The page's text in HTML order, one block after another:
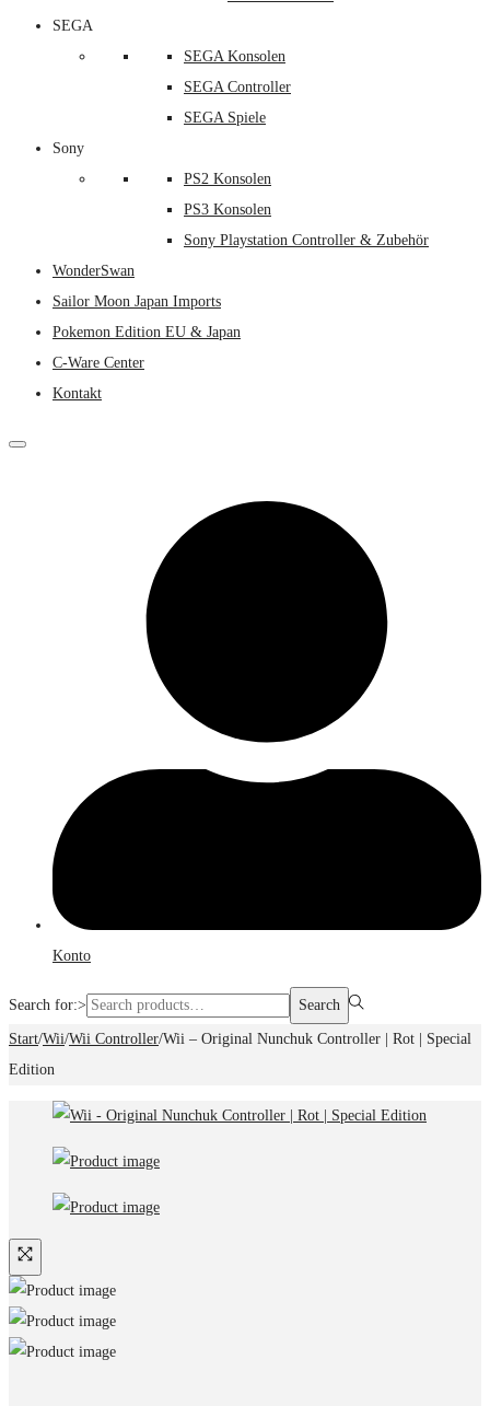
SEGA
SEGA Konsolen
SEGA Controller
SEGA Spiele
Sony
PS2 Konsolen
PS3 Konsolen
Sony Playstation Controller & Zubehör
WonderSwan
Sailor Moon Japan Imports
Pokemon Edition EU & Japan
C-Ware Center
Kontakt
Konto
Search for:> Search
Start/Wii/Wii Controller/Wii – Original Nunchuk Controller | Rot | Special
Edition